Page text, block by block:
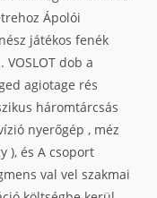
Ápolói
játékos fenék
dob a
agiotage rés
háromtárcsás
nyerőgép , méz
), és A csoport
val vel szakmai